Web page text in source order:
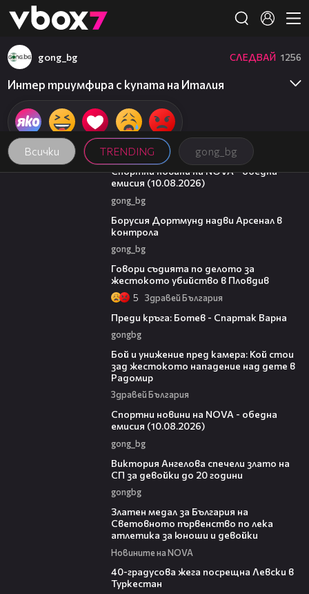
👾
Всички TRENDING gong_bg
gong_bg СЛЕДВАЙ 1256
Интер триумфира с купата на Италия
04:48
Спортни новини на NOVA - обедна
емисия (10.08.2026)
gong_bg
Борусия Дортмунд надви Арсенал в
контрола
gong_bg
Говори съдията по делото за
жестокото убийство в Пловдив
5 Здравей България
Преди кръга: Ботев - Спартак Варна
gongbg
Бой и унижение пред камера: Кой стои
зад жестокото нападение над дете в
Радомир
Здравей България
Спортни новини на NOVA - обедна
емисия (10.08.2026)
gong_bg
Виктория Ангелова спечели злато на
СП за девойки до 20 години
gongbg
Златен медал за България на
Световното първенство по лека
атлетика за юноши и девойки
Новините на NOVA
40-градусова жега посрещна Левски в
Туркестан